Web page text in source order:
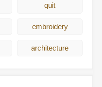
quit
embroidery
architecture